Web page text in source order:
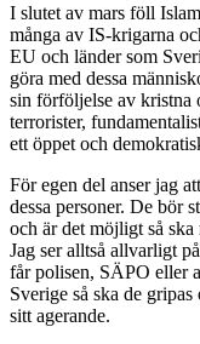
I slutet av mars föll
många av IS-krigarna
EU och länder som
göra med dessa
sin förföljelse av kristna
terrorister,
ett öppet och
För egen del anser jag
dessa personer. De bör
och är det möjligt så ska
Jag ser alltså allvarligt
får polisen, SÄPO eller
Sverige så ska de
sitt agerande.